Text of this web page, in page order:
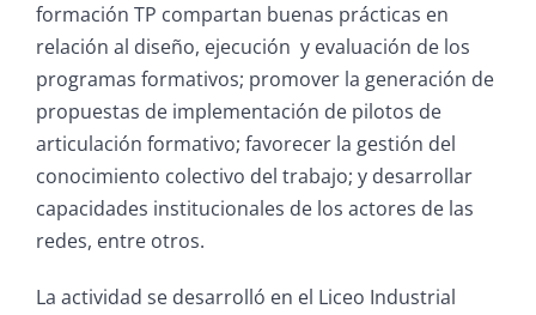
formación TP compartan buenas prácticas en
relación al diseño, ejecución y evaluación de los
programas formativos; promover la generación de
propuestas de implementación de pilotos de
articulación formativo; favorecer la gestión del
conocimiento colectivo del trabajo; y desarrollar
capacidades institucionales de los actores de las
redes, entre otros.
La actividad se desarrolló en el Liceo Industrial